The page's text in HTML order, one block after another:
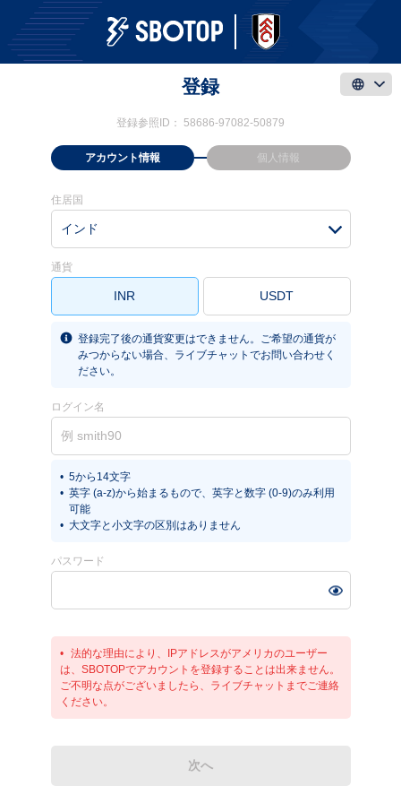
登録
登録参照ID： 58686-97082-50879
アカウント情報 個人情報
住居国
インド
通貨
INR USDT
登録完了後の通貨変更はできません。ご希望の通貨が
みつからない場合、ライブチャットでお問い合わせく
ださい。
ログイン名
5から14文字
英字 (a-z)から始まるもので、英字と数字 (0-9)のみ利用
可能
大文字と小文字の区別はありません
パスワード
法的な理由により、IPアドレスがアメリカのユーザー
は、SBOTOPでアカウントを登録することは出来ません。
ご不明な点がございましたら、ライブチャットまでご連絡
ください。
次へ